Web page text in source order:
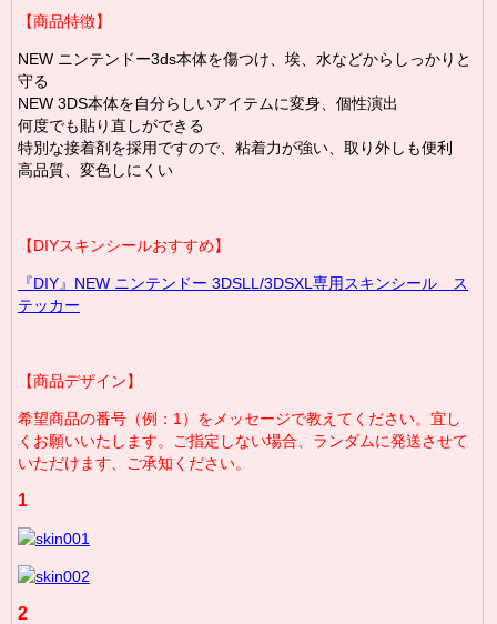
【商品特徴】
NEW ニンテンドー3ds本体を傷つけ、埃、水などからしっかりと
守る
NEW 3DS本体を自分らしいアイテムに変身、個性演出
何度でも貼り直しができる
特別な接着剤を採用ですので、粘着力が強い、取り外しも便利
高品質、変色しにくい
【DIYスキンシールおすすめ】
『DIY』NEW ニンテンドー 3DSLL/3DSXL専用スキンシール ス
テッカー
【商品デザイン】
希望商品の番号（例：1）をメッセージで教えてください。宜し
くお願いいたします。ご指定しない場合、ランダムに発送させて
いただけます、ご承知ください。
1
2